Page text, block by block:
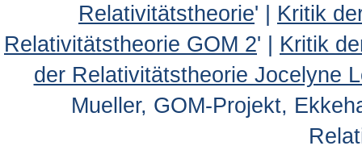
Relativitätstheorie' | Kritik
Relativitätstheorie GOM 2' | Kritik
der Relativitätstheorie Jocelyne
Mueller, GOM-Projekt,